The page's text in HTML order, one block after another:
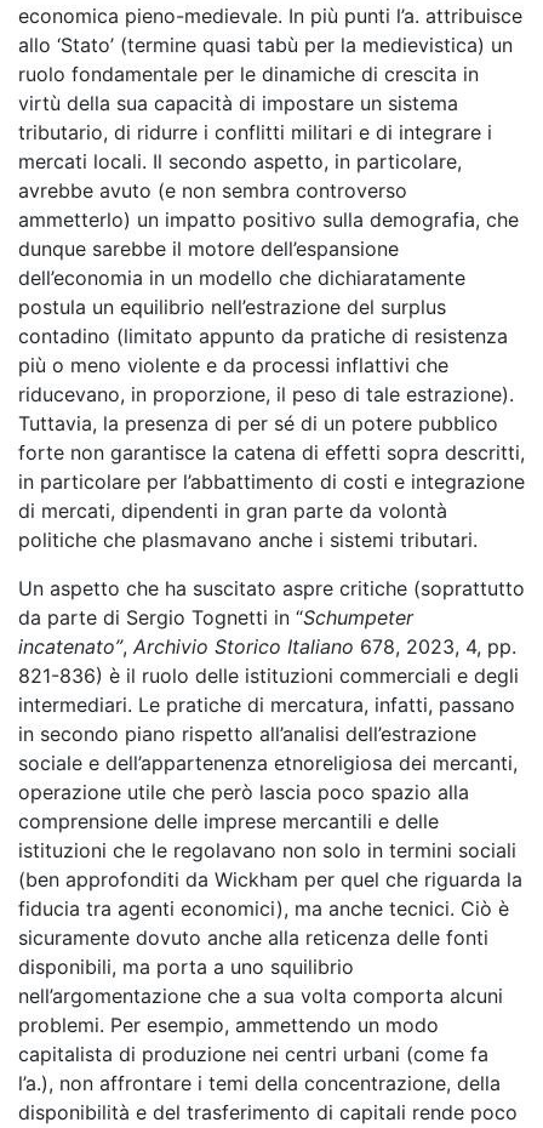
economica pieno-medievale. In più punti l’a. attribuisce
allo ‘Stato’ (termine quasi tabù per la medievistica) un
ruolo fondamentale per le dinamiche di crescita in
virtù della sua capacità di impostare un sistema
tributario, di ridurre i conflitti militari e di integrare i
mercati locali. Il secondo aspetto, in particolare,
avrebbe avuto (e non sembra controverso
ammetterlo) un impatto positivo sulla demografia, che
dunque sarebbe il motore dell’espansione
dell’economia in un modello che dichiaratamente
postula un equilibrio nell’estrazione del surplus
contadino (limitato appunto da pratiche di resistenza
più o meno violente e da processi inflattivi che
riducevano, in proporzione, il peso di tale estrazione).
Tuttavia, la presenza di per sé di un potere pubblico
forte non garantisce la catena di effetti sopra descritti,
in particolare per l’abbattimento di costi e integrazione
di mercati, dipendenti in gran parte da volontà
politiche che plasmavano anche i sistemi tributari.
Un aspetto che ha suscitato aspre critiche (soprattutto
da parte di Sergio Tognetti in “Schumpeter
incatenato”, Archivio Storico Italiano 678, 2023, 4, pp.
821-836) è il ruolo delle istituzioni commerciali e degli
intermediari. Le pratiche di mercatura, infatti, passano
in secondo piano rispetto all’analisi dell’estrazione
sociale e dell’appartenenza etnoreligiosa dei mercanti,
operazione utile che però lascia poco spazio alla
comprensione delle imprese mercantili e delle
istituzioni che le regolavano non solo in termini sociali
(ben approfonditi da Wickham per quel che riguarda la
fiducia tra agenti economici), ma anche tecnici. Ciò è
sicuramente dovuto anche alla reticenza delle fonti
disponibili, ma porta a uno squilibrio
nell’argomentazione che a sua volta comporta alcuni
problemi. Per esempio, ammettendo un modo
capitalista di produzione nei centri urbani (come fa
l’a.), non affrontare i temi della concentrazione, della
disponibilità e del trasferimento di capitali rende poco